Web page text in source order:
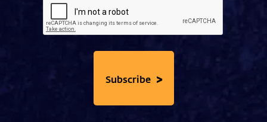
Subscribe >